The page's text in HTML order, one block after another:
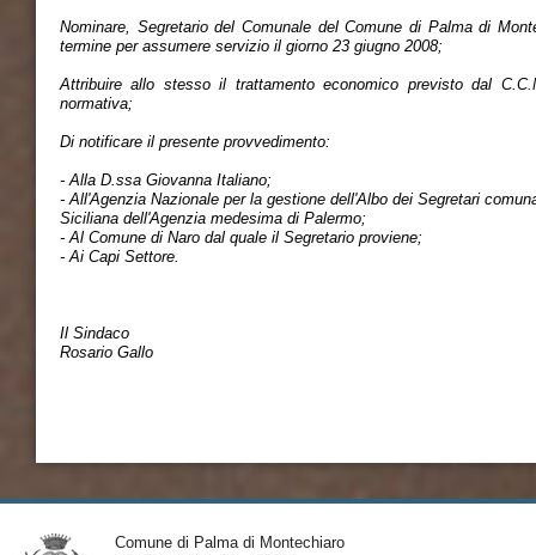
Nominare, Segretario del Comunale del Comune di Palma di
termine per assumere servizio il giorno 23 giugno 2008;
Attribuire allo stesso il trattamento economico previsto dal
normativa;
Di notificare il presente provvedimento:
- Alla D.ssa Giovanna Italiano;
- All'Agenzia Nazionale per la gestione dell'Albo dei Segretari
Siciliana dell'Agenzia medesima di Palermo;
- Al Comune di Naro dal quale il Segretario proviene;
- Ai Capi Settore.
Il Sindaco
Rosario Gallo
Comune di Palma di Montechiaro